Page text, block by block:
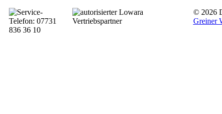
© 2026
Greiner